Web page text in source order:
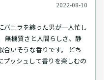
2022-08-10
バニラを纏った男が一人忙し
無機質さと人間らしさ、静
合いそうな香りです。 どち
プッシュして香りを楽しむの